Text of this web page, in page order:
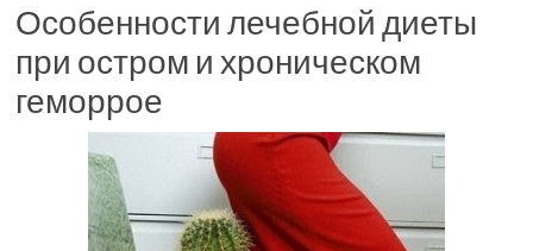
Особенности лечебной диеты
при остром и хроническом
геморрое